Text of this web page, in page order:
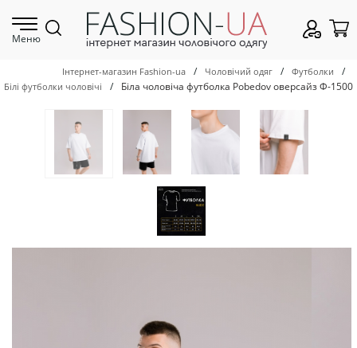
Меню
Інтернет-магазин Fashion-ua / Чоловічий одяг / Футболки /
Білі футболки чоловічі / Біла чоловіча футболка Pobedov оверсайз Ф-1500